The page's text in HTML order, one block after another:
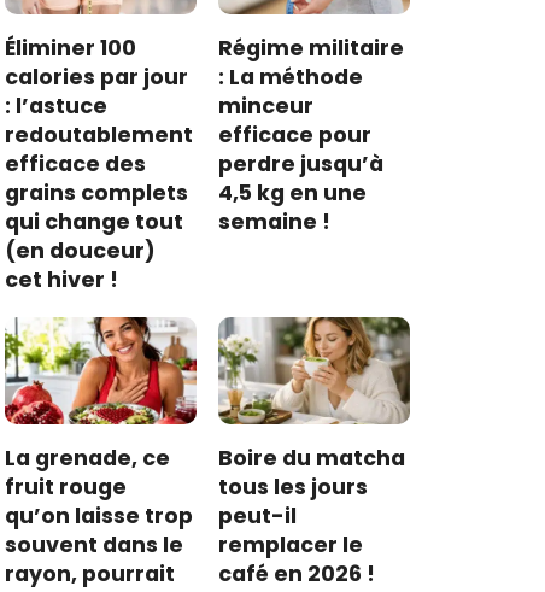
Éliminer 100
calories par jour
: l’astuce
redoutablement
efficace des
grains complets
qui change tout
(en douceur)
cet hiver !
Régime militaire
: La méthode
minceur
efficace pour
perdre jusqu’à
4,5 kg en une
semaine !
La grenade, ce
fruit rouge
qu’on laisse trop
souvent dans le
rayon, pourrait
Boire du matcha
tous les jours
peut-il
remplacer le
café en 2026 !